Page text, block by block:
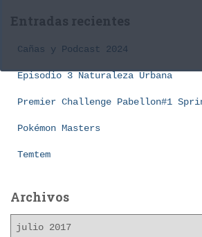
r
Entradas recientes
Cañas y Podcast 2024
Episodio 3 Naturaleza Urbana
Premier Challenge Pabellon#1
Pokémon Masters
Temtem
Archivos